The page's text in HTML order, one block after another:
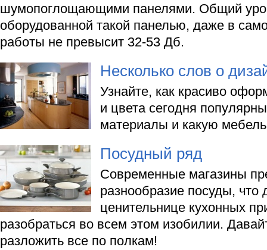
шумопоглощающими панелями. Общий
оборудованной такой панелью, даже в
работы не превысит 32-53 Дб.
Несколько слов о
Узнайте, как красиво
и цвета сегодня
материалы и какую
Посудный ряд
Современные магазины
разнообразие посуды, что
ценительнице кухонных
разобраться во всем этом изобилии.
разложить все по полкам!